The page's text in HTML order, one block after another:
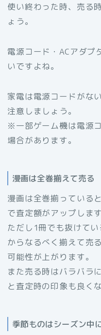
使い終わった時、売る
ょう。
電源コード・ACアダプ
いですよね。
家電は電源コードがな
注意しましょう。
※一部ゲーム機は電源
場合があります。
漫画は全巻揃えて売る
漫画は全巻揃っている
で査定額がアップします
ただし1冊でも抜けて
からなるべく揃えて売
可能性が上がります。
また売る時はバラバラ
と査定時の印象も良く
季節ものはシーズン中